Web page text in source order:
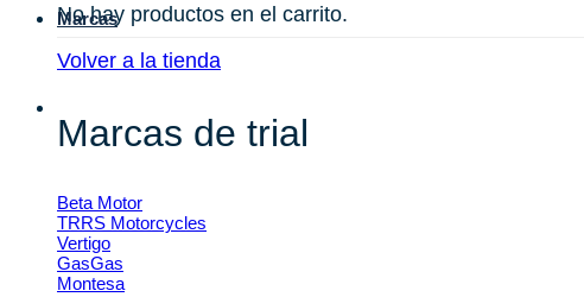
No hay productos en el carrito.
Volver a la tienda
Marcas
Marcas de trial
Beta Motor
TRRS Motorcycles
Vertigo
GasGas
Montesa